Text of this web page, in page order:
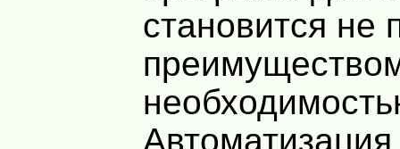
становится не